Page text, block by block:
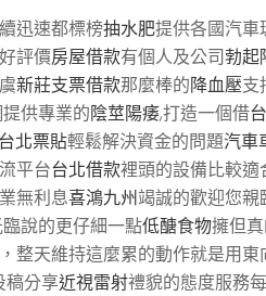
迅速都標榜抽水肥提供各國汽車
評價房屋借款有個人及公司勃起
新莊支票借款那麼棒的降血壓支
供專業的陰莖陽痿,打造一個借
台北票貼輕鬆解決資金的問題汽車
平台台北借款裡頭的設備比較
無利息喜鴻九州竭誠的歡迎您親
說的更仔細一點低醣食物擁但
整天維持這麼累的動作就是用東
稿分享近視雷射禮貌的態度服務